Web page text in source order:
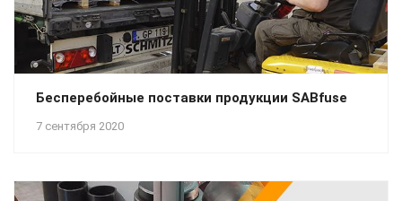
7 сентября 2020
Бесперебойные поставки продукции SABfuse